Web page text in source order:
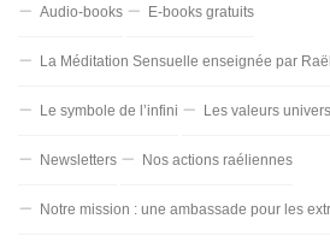
Audio-books E-books gratuits
La Méditation Sensuelle enseignée par Raël
Le symbole de l’infini Les valeurs
Newsletters Nos actions raéliennes
Notre mission : une ambassade pour les